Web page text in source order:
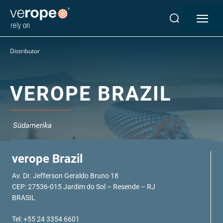
Seile
verotop
verotop S
verotop S+
verostar 8
veropro 8
veropro 8 RS
veropro 10
Distributor
VEROPE BRAZIL
Südamerika
verope Brazil
Av. Dr. Jefferson Geraldo Bruno 18
CEP: 27536-015 Jardim do Sol – Resende – RJ
BRASIL
Tel: +55 24 3354 6601